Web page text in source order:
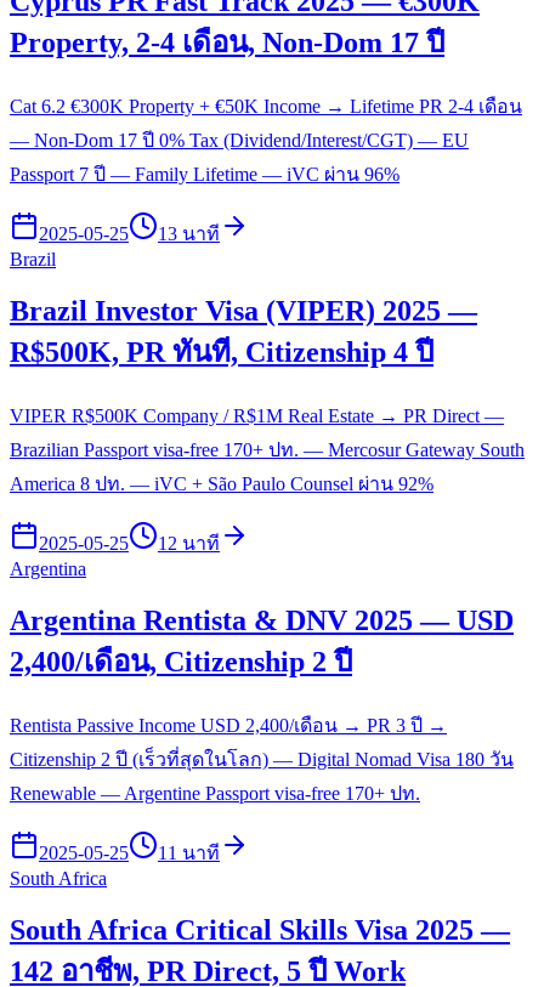
Property, 2-4 เดือน, Non-Dom 17 ปี
Cat 6.2 €300K Property + €50K Income → Lifetime PR 2-4 เดือน
— Non-Dom 17 ปี 0% Tax (Dividend/Interest/CGT) — EU
Passport 7 ปี — Family Lifetime — iVC ผ่าน 96%
2025-05-25
13 นาที
Brazil
Brazil Investor Visa (VIPER) 2025 —
R$500K, PR ทันที, Citizenship 4 ปี
VIPER R$500K Company / R$1M Real Estate → PR Direct —
Brazilian Passport visa-free 170+ ปท. — Mercosur Gateway South
America 8 ปท. — iVC + São Paulo Counsel ผ่าน 92%
2025-05-25
12 นาที
Argentina
Argentina Rentista & DNV 2025 — USD
2,400/เดือน, Citizenship 2 ปี
Rentista Passive Income USD 2,400/เดือน → PR 3 ปี →
Citizenship 2 ปี (เร็วที่สุดในโลก) — Digital Nomad Visa 180 วัน
Renewable — Argentine Passport visa-free 170+ ปท.
2025-05-25
11 นาที
South Africa
South Africa Critical Skills Visa 2025 —
142 อาชีพ, PR Direct, 5 ปี Work